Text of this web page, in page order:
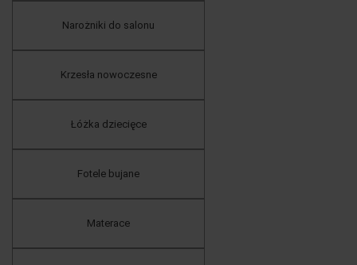
Narożniki do salonu
Krzesła nowoczesne
Łóżka dziecięce
Fotele bujane
Materace